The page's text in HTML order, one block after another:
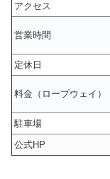
アクセス
営業時間
定休日
料金（ロープウェイ）
駐車場
公式HP